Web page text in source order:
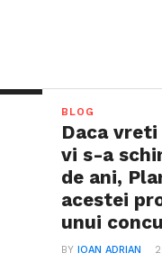
BLOG
Daca
vi s-a
de ani,
acestei
unui
BYIOAN ADRIAN